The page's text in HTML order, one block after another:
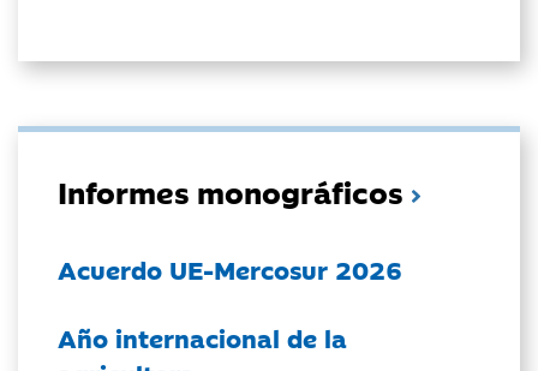
Informes monográficos
Acuerdo UE-Mercosur 2026
Año internacional de la